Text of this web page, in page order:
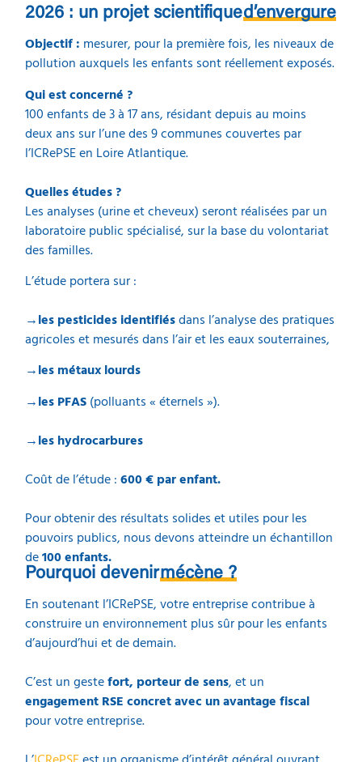
2026 : un projet scientifiqued’envergure
Objectif : mesurer, pour la première fois, les niveaux de
pollution auxquels les enfants sont réellement exposés.
Qui est concerné ?
100 enfants de 3 à 17 ans, résidant depuis au moins
deux ans sur l’une des 9 communes couvertes par
l’ICRePSE en Loire Atlantique.
Quelles études ?
Les analyses (urine et cheveux) seront réalisées par un
laboratoire public spécialisé, sur la base du volontariat
des familles.
L’étude portera sur :
→les pesticides identifiésdans l’analyse des pratiques
agricoles et mesurés dans l’air et les eaux souterraines,
→les métaux lourds
→les PFAS(polluants « éternels »).
→les hydrocarbures
Coût de l’étude :600 € par enfant.
Pour obtenir des résultats solides et utiles pour les
pouvoirs publics, nous devons atteindre un échantillon
de100 enfants.
Pourquoi devenirmécène ?
En soutenant l’ICRePSE, votre entreprise contribue à
construire un environnement plus sûr pour les enfants
d’aujourd’hui et de demain.
C’est un gestefort, porteur de sens, et un
engagement RSE concret avec un avantage fiscal
pour votre entreprise.